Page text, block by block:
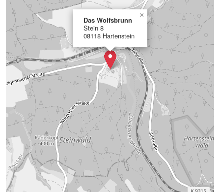
Das Wolfsbrunn
Stein 8
08118 Hartenstein
×